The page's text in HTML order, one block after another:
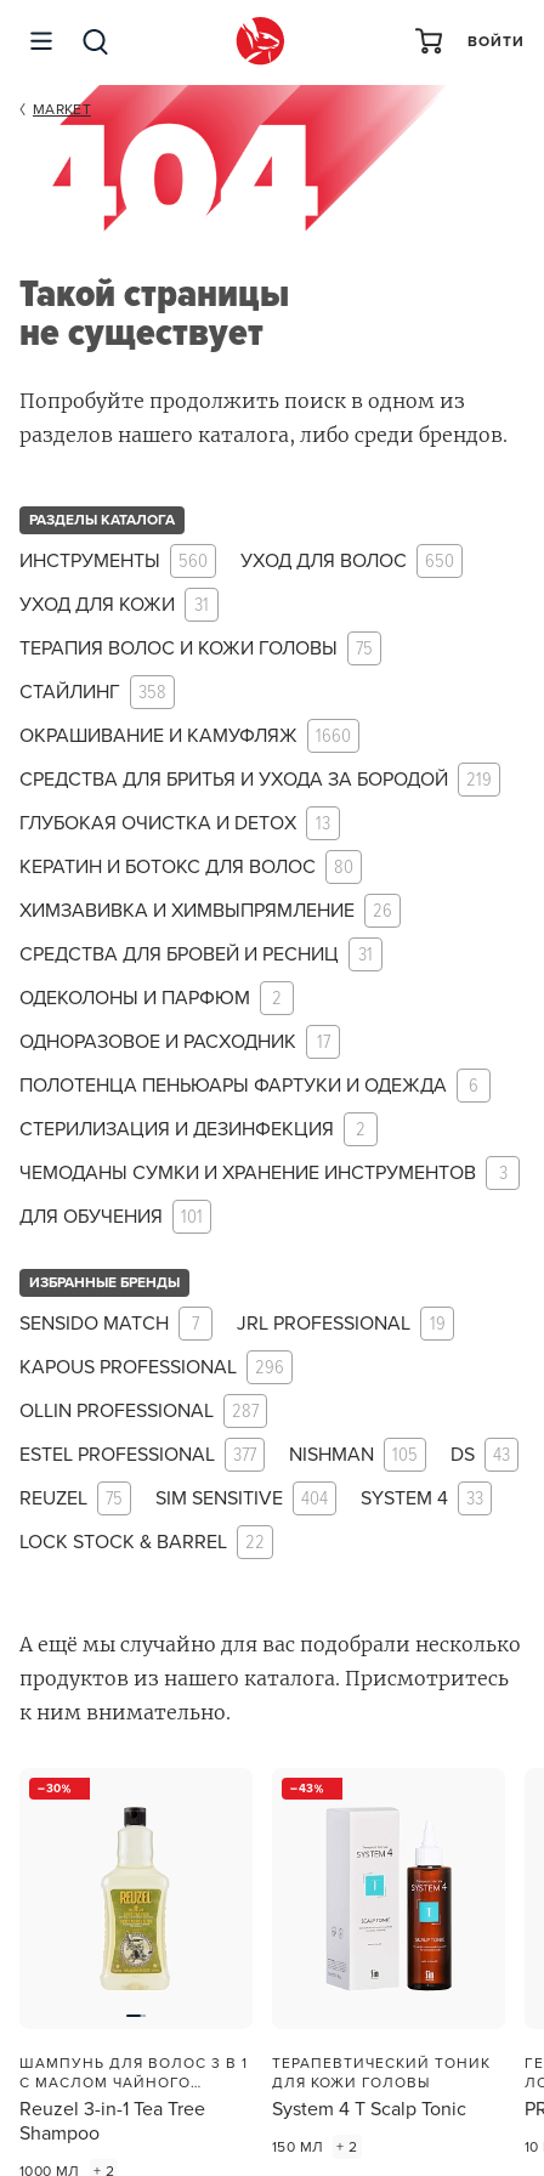
ВОЙТИ
MARKET
Такой страницы
не существует
Попробуйте продолжить поиск в одном из
разделов нашего каталога, либо среди брендов.
РАЗДЕЛЫ КАТАЛОГА
ИНСТРУМЕНТЫ 560 УХОД ДЛЯ ВОЛОС 650
УХОД ДЛЯ КОЖИ 31
ТЕРАПИЯ ВОЛОС И КОЖИ ГОЛОВЫ 75
СТАЙЛИНГ 358
ОКРАШИВАНИЕ И КАМУФЛЯЖ 1660
СРЕДСТВА ДЛЯ БРИТЬЯ И УХОДА ЗА БОРОДОЙ 219
ГЛУБОКАЯ ОЧИСТКА И DETOX 13
КЕРАТИН И БОТОКС ДЛЯ ВОЛОС 80
ХИМЗАВИВКА И ХИМВЫПРЯМЛЕНИЕ 26
СРЕДСТВА ДЛЯ БРОВЕЙ И РЕСНИЦ 31
ОДЕКОЛОНЫ И ПАРФЮМ 2
ОДНОРАЗОВОЕ И РАСХОДНИК 17
ПОЛОТЕНЦА ПЕНЬЮАРЫ ФАРТУКИ И ОДЕЖДА 6
СТЕРИЛИЗАЦИЯ И ДЕЗИНФЕКЦИЯ 2
ЧЕМОДАНЫ СУМКИ И ХРАНЕНИЕ ИНСТРУМЕНТОВ 3
ДЛЯ ОБУЧЕНИЯ 101
ИЗБРАННЫЕ БРЕНДЫ
SENSIDO MATCH 7 JRL PROFESSIONAL 19
KAPOUS PROFESSIONAL 296
OLLIN PROFESSIONAL 287
ESTEL PROFESSIONAL 377 NISHMAN 105 DS 43
REUZEL 75 SIM SENSITIVE 404 SYSTEM 4 33
LOCK STOCK & BARREL 22
А ещё мы случайно для вас подобрали несколько
продуктов из нашего каталога. Присмотритесь
к ним внимательно.
30
ШАМПУНЬ ДЛЯ ВОЛОС 3 В 1
С МАСЛОМ ЧАЙНОГО
ДЕРЕВА
Reuzel 3-in-1 Tea Tree
Shampoo
1000 МЛ + 2
43
ТЕРАПЕВТИЧЕСКИЙ ТОНИК
ДЛЯ КОЖИ ГОЛОВЫ
System 4 T Scalp Tonic
150 МЛ + 2
Заяц–робот
В новом приложении RedHare Market для Android
смотреть товары и оформлять заказы — удобнее и
намного быстрее!
УСТАНОВИТЬ ИЗ GOOGLE PLAY